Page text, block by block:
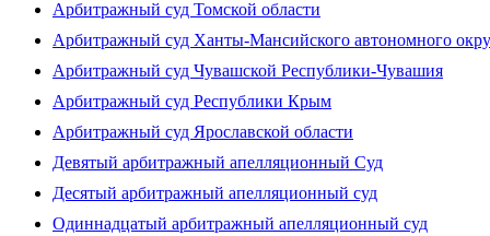
Арбитражный суд Томской области
Арбитражный суд Ханты-Мансийского автономного
Арбитражный суд Чувашской Республики-Чувашия
Арбитражный суд Республики Крым
Арбитражный суд Ярославской области
Девятый арбитражный апелляционный Суд
Десятый арбитражный апелляционный суд
Одиннадцатый арбитражный апелляционный суд